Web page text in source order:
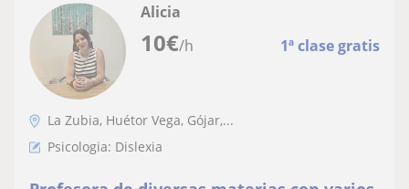
10€/h 1ª clase gratis
Alicia
La Zubia, Huétor Vega, Gójar,...
Psicologia: Dislexia